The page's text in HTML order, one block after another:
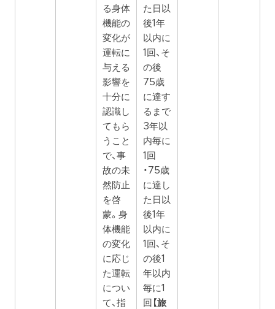
る身体
機能の
変化が
運転に
与える
影響を
十分に
認識し
てもら
うこと
で、事
故の未
然防止
を啓
蒙。身
体機能
の変化
に応じ
た運転
につい
て、指
た日以
後1年
以内に
1回、そ
の後
75歳
に達す
るまで
3年以
内毎に
1回
・75歳
に達し
た日以
後1年
以内に
1回、そ
の後1
年以内
毎に1
回 【旅